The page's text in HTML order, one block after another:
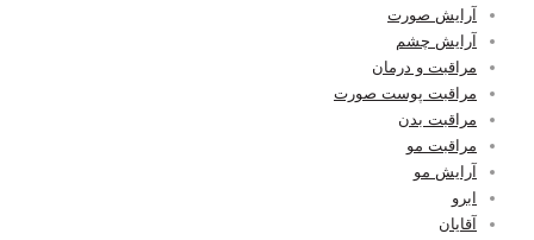
آرایش صورت
آرایش چشم
مراقبت و درمان
مراقبت پوست صورت
مراقبت بدن
مراقبت مو
آرایش مو
ابرو
آقایان